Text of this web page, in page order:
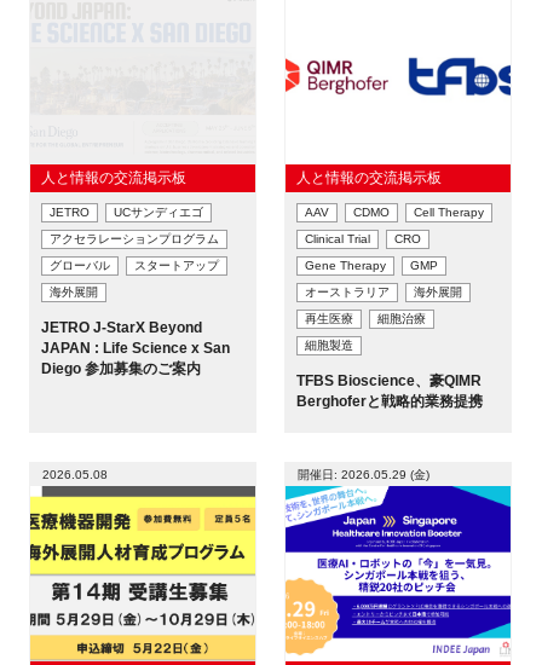
人と情報の交流掲示板
JETRO
UCサンディエゴ
アクセラレーションプログラム
グローバル
スタートアップ
海外展開
JETRO J-StarX Beyond
JAPAN : Life Science x San
Diego 参加募集のご案内
人と情報の交流掲示板
AAV CDMO
Cell Therapy
Clinical Trial
CRO
Gene Therapy
GMP
オーストラリア
海外展開
再生医療
細胞治療
細胞製造
TFBS Bioscience、豪QIMR
Berghoferと戦略的業務提携
2026.05.08 開催日: 2026.05.29 (金)